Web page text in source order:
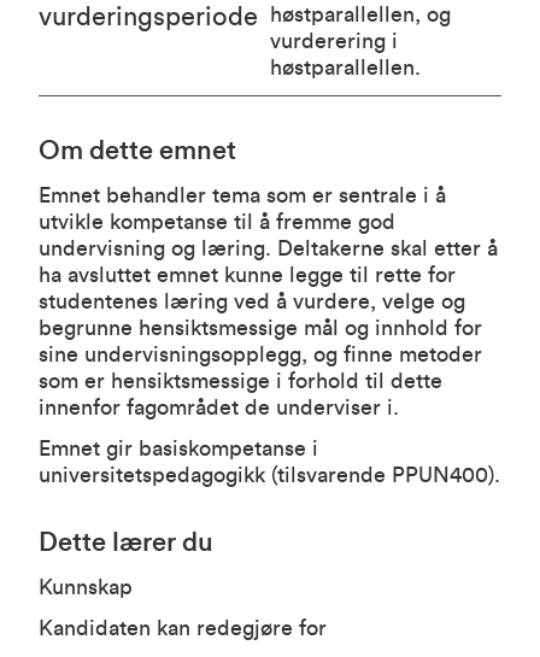
Om dette emnet
Emnet behandler tema som er sentrale i å
utvikle kompetanse til å fremme god
undervisning og læring. Deltakerne skal etter å
ha avsluttet emnet kunne legge til rette for
studentenes læring ved å vurdere, velge og
begrunne hensiktsmessige mål og innhold for
sine undervisningsopplegg, og finne metoder
som er hensiktsmessige i forhold til dette
innenfor fagområdet de underviser i.
Emnet gir basiskompetanse i
universitetspedagogikk (tilsvarende PPUN400).
Dette lærer du
Kunnskap
Kandidaten kan redegjøre for
vurderingsperiode
høstparallellen, og
vurderering i
høstparallellen.